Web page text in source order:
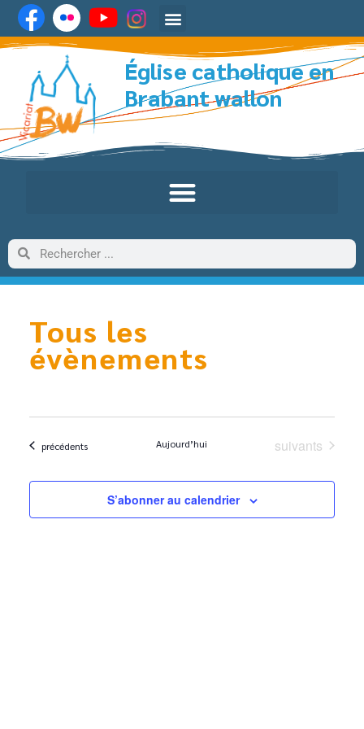
Église catholique en
Brabant wallon
Tous les
évènements
Évènements
précédents Aujourd’hui Évènements
suivants
S’abonner au calendrier